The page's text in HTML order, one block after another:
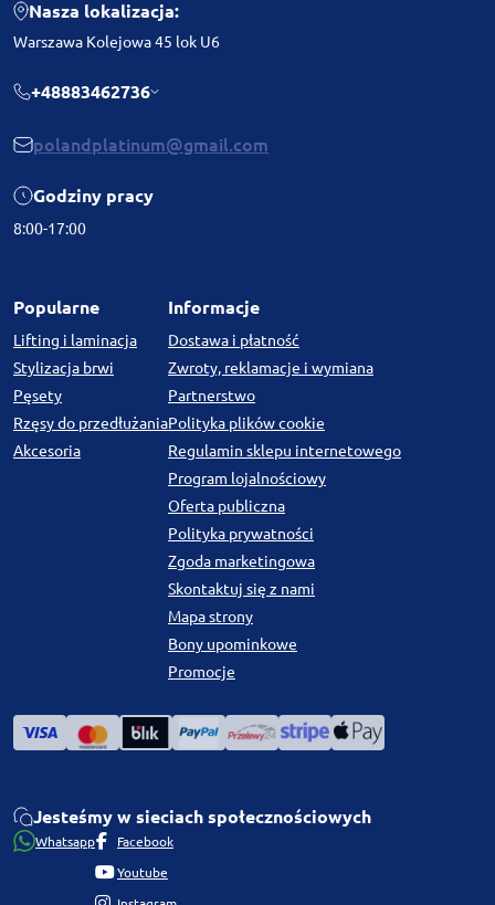
Nasza lokalizacja:
Warszawa Kolejowa 45 lok U6
+48883462736
polandplatinum@gmail.com
Godziny pracy
8:00-17:00
Popularne
Lifting i laminacja
Stylizacja brwi
Pęsety
Rzęsy do przedłużania
Akcesoria
Informacje
Dostawa i płatność
Zwroty, reklamacje i wymiana
Partnerstwo
Polityka plików cookie
Regulamin sklepu internetowego
Program lojalnościowy
Oferta publiczna
Polityka prywatności
Zgoda marketingowa
Skontaktuj się z nami
Mapa strony
Bony upominkowe
Promocje
Jesteśmy w sieciach społecznościowych
Whatsapp Facebook
Youtube